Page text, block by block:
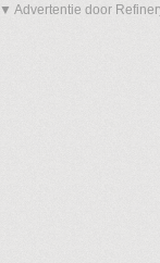
▼ Advertentie door